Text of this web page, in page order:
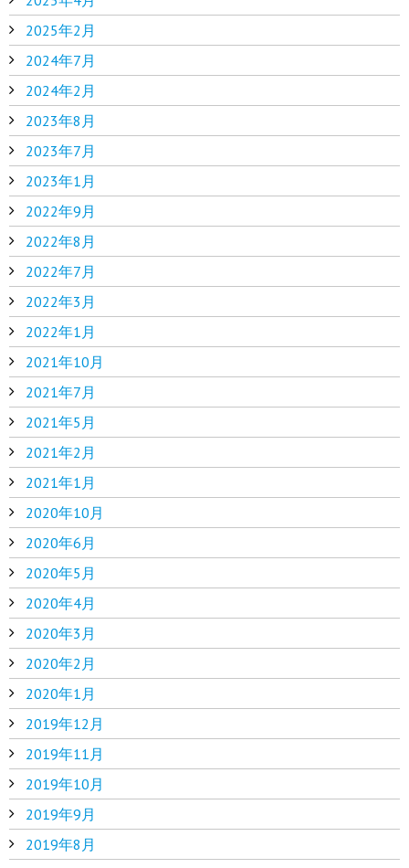
2025年2月
2024年7月
2024年2月
2023年8月
2023年7月
2023年1月
2022年9月
2022年8月
2022年7月
2022年3月
2022年1月
2021年10月
2021年7月
2021年5月
2021年2月
2021年1月
2020年10月
2020年6月
2020年5月
2020年4月
2020年3月
2020年2月
2020年1月
2019年12月
2019年11月
2019年10月
2019年9月
2019年8月